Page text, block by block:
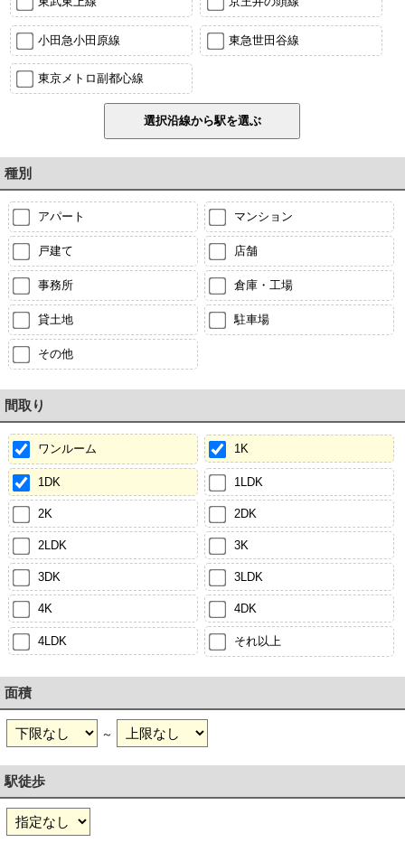
小田急小田原線 東急世田谷線
東京メトロ副都心線
種別
アパート マンション
戸建て 店舗
事務所 倉庫・工場
貸土地 駐車場
その他
間取り
ワンルーム 1K
1DK 1LDK
2K 2DK
2LDK 3K
3DK 3LDK
4K 4DK
4LDK それ以上
面積
～
駅徒歩